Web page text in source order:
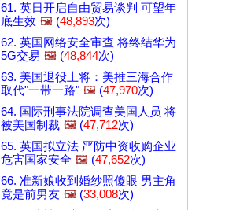
61. 英日开启自由贸易谈判 可望年
底生效 🖼️ (48,893次)
62. 英国网络安全审查 将终结华为
5G交易 🖼️ (48,844次)
63. 美国退役上将：美推三海合作
取代"一带一路" 🖼️ (47,970次)
64. 国际刑事法院调查美国人员 将
被美国制裁 🖼️ (47,712次)
65. 英国拟立法 严防中资收购企业
危害国家安全 🖼️ (47,652次)
66. 准新娘收到婚纱照傻眼 男主角
竟是前男友 🖼️ (33,008次)